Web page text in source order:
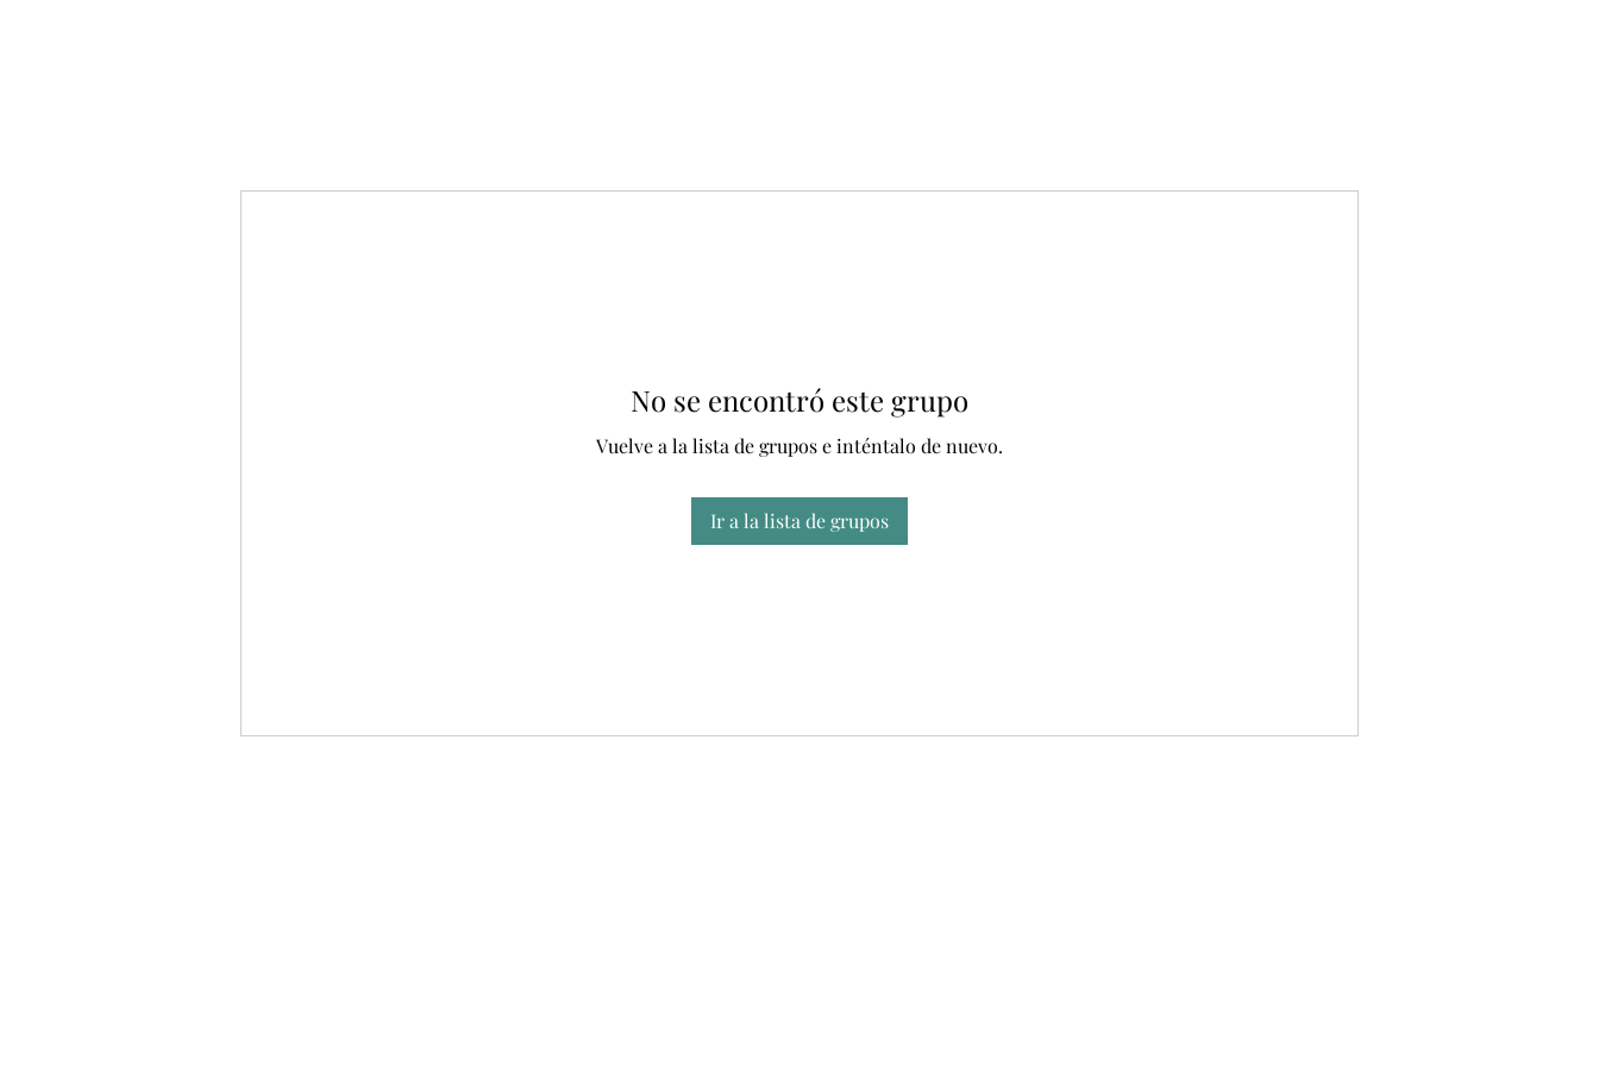
No se encontró este grupo
Vuelve a la lista de grupos e inténtalo de nuevo.
Ir a la lista de grupos